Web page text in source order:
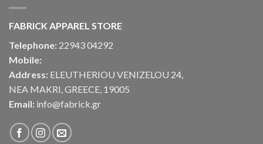
FABRICK APPAREL STORE
Telephone: 22943 04292
Mobile:
Address: ELEUTHERIOU VENIZELOU 24,
NEA MAKRI, GREECE, 19005
Email: info@fabrick.gr